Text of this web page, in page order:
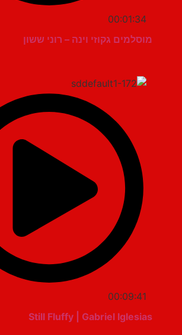
00:01:34
מוסלמים גקוזי וינה – רוני ששון
00:09:41
Still Fluffy | Gabriel Iglesias